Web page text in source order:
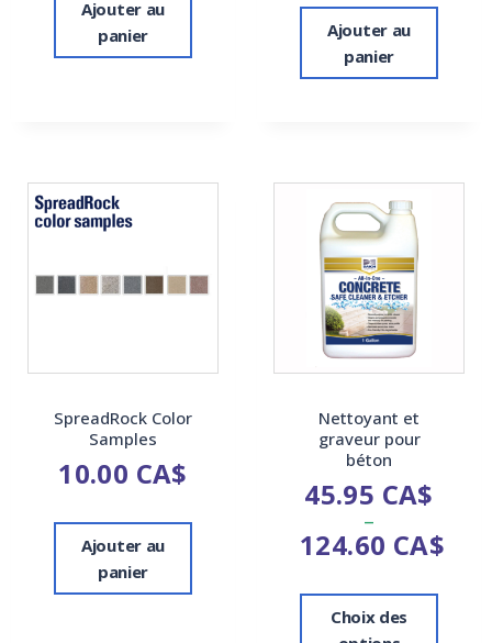
Ajouter au
panier
Ajouter au
panier
SpreadRock Color
Samples
10.00 CA$
Ajouter au
panier
Nettoyant et
graveur pour
béton
45.95 CA$
–
124.60 CA$
Choix des